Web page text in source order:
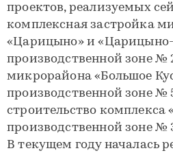
проектов, реализуемых
комплексная застройка
«Царицыно» и «Царицыно-
производственной зоне №
микрорайона «Большое
производственной зоне №
строительство комплекса
производственной зоне №
В текущем году началась